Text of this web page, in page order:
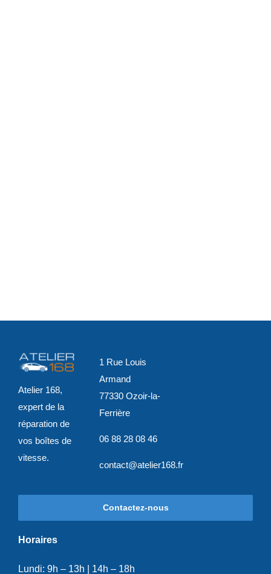
Atelier 168,
expert de la
réparation de
vos boîtes de
vitesse.
1 Rue Louis
Armand
77330 Ozoir-la-
Ferrière
06 88 28 08 46
contact@atelier168.fr
Contactez-nous
Horaires
Lundi: 9h – 13h | 14h – 18h